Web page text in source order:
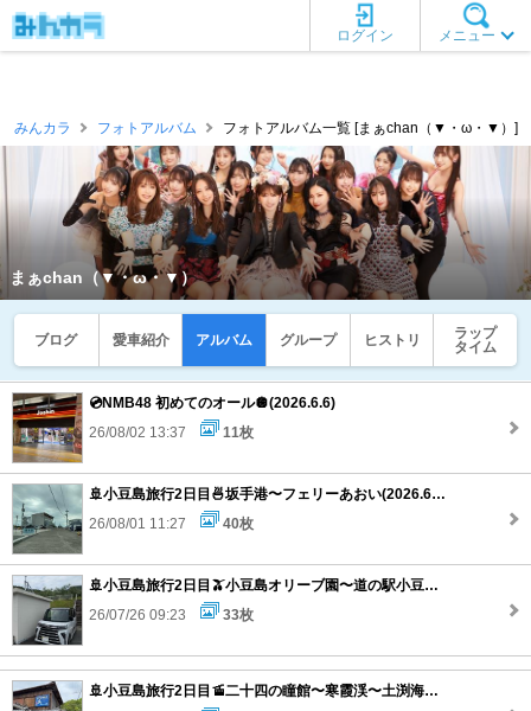
メニュー
ログイン
みんカラ フォトアルバム フォトアルバム一覧 [まぁchan（▼・ω・▼）]
まぁchan（▼・ω・▼）
ブログ 愛車紹介 アルバム グループ ヒストリ
ラップ
タイム
💿NMB48 初めてのオール🪩(2026.6.6)
26/08/02 13:37
11枚
🚢小豆島旅行2日目🍜坂手港〜フェリーあおい(2026.6.6)
26/08/01 11:27
40枚
🚢小豆島旅行2日目🫒小豆島オリーブ園〜道の駅小豆島オリーブ公園〜マルキン醤油記念館(6.6)
26/07/26 09:23
33枚
🚢小豆島旅行2日目🚡二十四の瞳館〜寒霞渓〜土渕海峡〜ふるさと村(2026.6.6)